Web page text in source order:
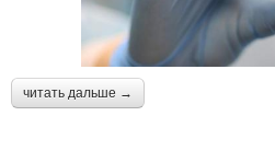
читать дальше →